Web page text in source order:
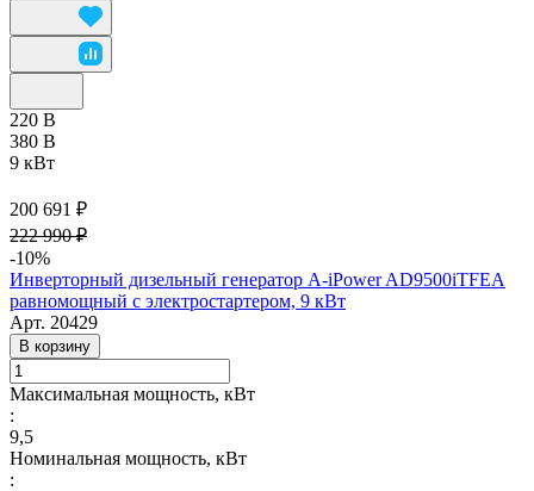
220 В
380 В
9 кВт
200 691 ₽
222 990 ₽
-10%
Инверторный дизельный генератор A-iPower AD9500iTFEA
равномощный с электростартером, 9 кВт
Арт. 20429
В корзину
Максимальная мощность, кВт
:
9,5
Номинальная мощность, кВт
: